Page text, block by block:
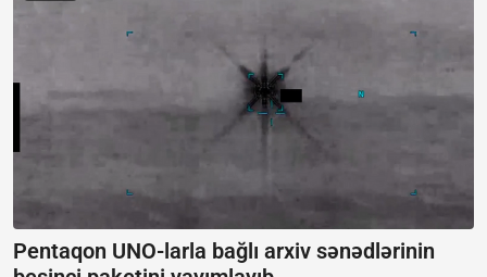
Pentaqon UNO-larla bağlı arxiv sənədlərinin